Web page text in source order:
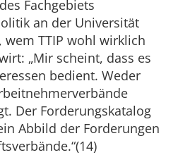
Fachgebiets
an der Universität
wem TTIP wohl wirklich
„Mir scheint, dass es
bedient. Weder
Der Forderungskatalog
Abbild der Forderungen